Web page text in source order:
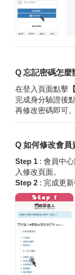
Q 忘記密碼怎麼
在登入頁面點擊
完成身分驗證後
再修改密碼即可。
Q 如何修改會員
Step 1 : 會員中
入修改頁面。
Step 2 : 完成更